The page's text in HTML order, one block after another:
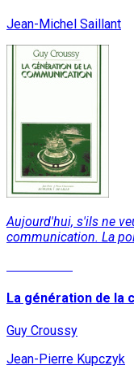
Jean-Michel Saillant
Aujourd'hui, s'ils ne
communication. La
La génération de la
Guy Croussy
Jean-Pierre Kupczyk